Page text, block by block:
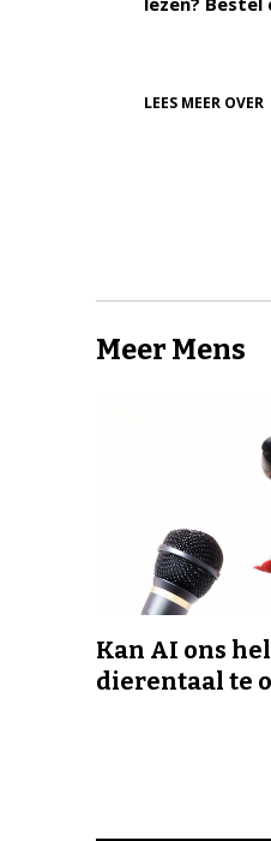
LEES MEER OVER
Meer Mens
Kan AI ons
dierentaal te